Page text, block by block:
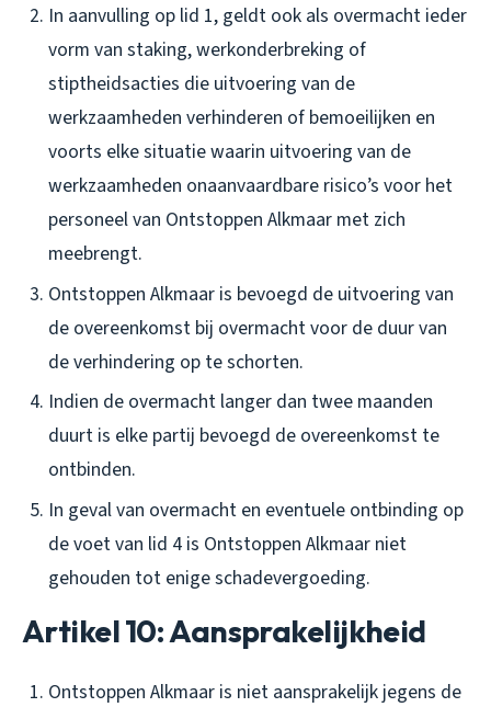
In aanvulling op lid 1, geldt ook als overmacht ieder
vorm van staking, werkonderbreking of
stiptheidsacties die uitvoering van de
werkzaamheden verhinderen of bemoeilijken en
voorts elke situatie waarin uitvoering van de
werkzaamheden onaanvaardbare risico’s voor het
personeel van Ontstoppen Alkmaar met zich
meebrengt.
Ontstoppen Alkmaar is bevoegd de uitvoering van
de overeenkomst bij overmacht voor de duur van
de verhindering op te schorten.
Indien de overmacht langer dan twee maanden
duurt is elke partij bevoegd de overeenkomst te
ontbinden.
In geval van overmacht en eventuele ontbinding op
de voet van lid 4 is Ontstoppen Alkmaar niet
gehouden tot enige schadevergoeding.
Artikel 10: Aansprakelijkheid
Ontstoppen Alkmaar is niet aansprakelijk jegens de